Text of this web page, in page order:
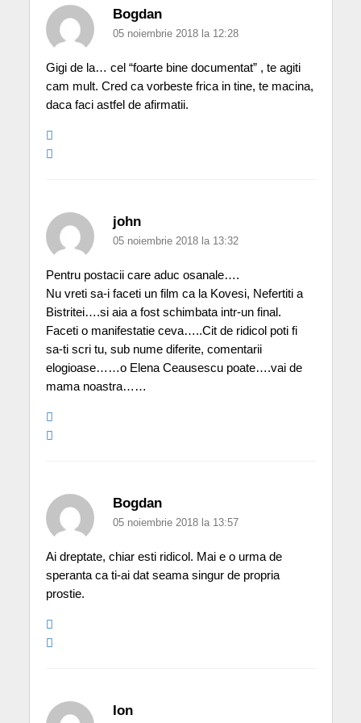
Bogdan
05 noiembrie 2018 la 12:28
Gigi de la… cel “foarte bine documentat” , te agiti
cam mult. Cred ca vorbeste frica in tine, te macina,
daca faci astfel de afirmatii.
john
05 noiembrie 2018 la 13:32
Pentru postacii care aduc osanale….
Nu vreti sa-i faceti un film ca la Kovesi, Nefertiti a
Bistritei….si aia a fost schimbata intr-un final.
Faceti o manifestatie ceva…..Cit de ridicol poti fi
sa-ti scri tu, sub nume diferite, comentarii
elogioase……o Elena Ceausescu poate….vai de
mama noastra……
Bogdan
05 noiembrie 2018 la 13:57
Ai dreptate, chiar esti ridicol. Mai e o urma de
speranta ca ti-ai dat seama singur de propria
prostie.
Ion